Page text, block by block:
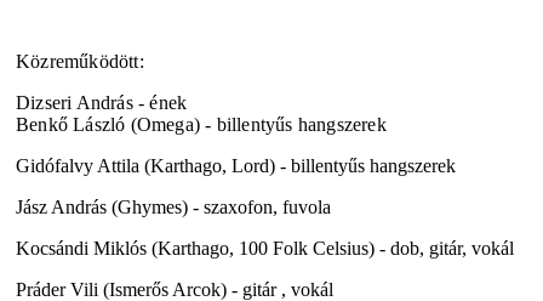
Közreműködött:
Dizseri András - ének
Benkő László (Omega) - billentyűs hangszerek
Gidófalvy Attila (Karthago, Lord) - billentyűs hangszerek
Jász András (Ghymes) - szaxofon, fuvola
Kocsándi Miklós (Karthago, 100 Folk Celsius) - dob, gitár, vokál
Práder Vili (Ismerős Arcok) - gitár , vokál